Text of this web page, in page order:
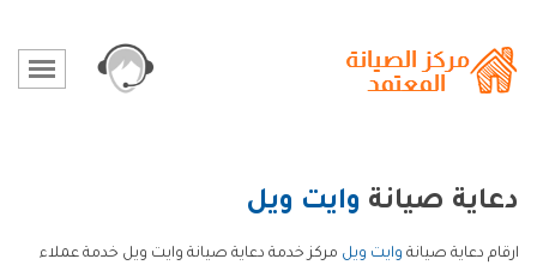
دعاية صيانة وايت ويل
ارقام دعاية صيانة وايت ويل مركز خدمة دعاية صيانة وايت ويل خدمة عملاء